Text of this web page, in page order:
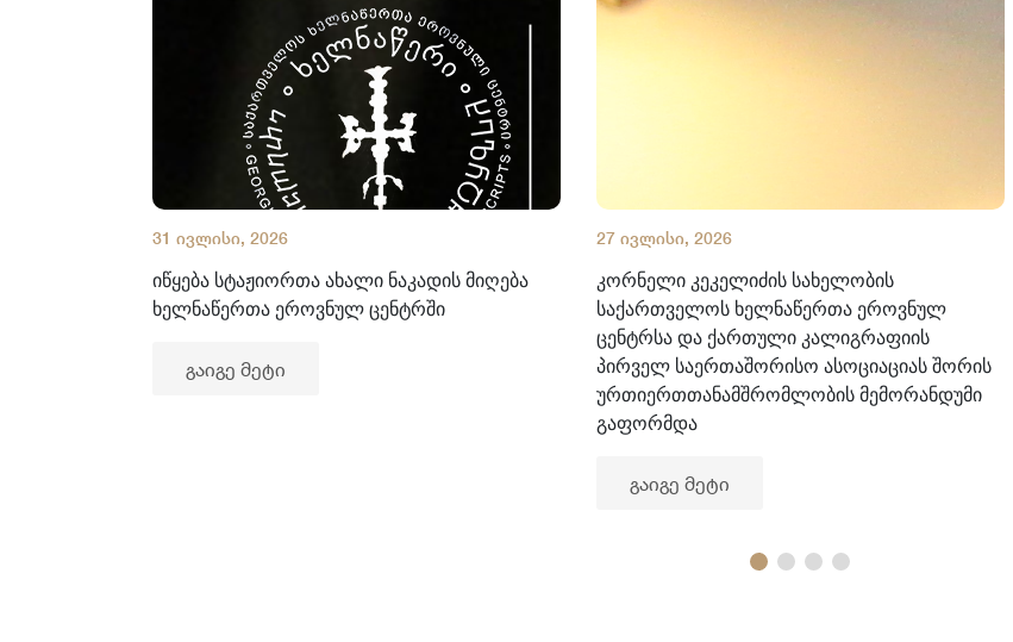
31 ივლისი, 2026
იწყება სტაჟიორთა ახალი ნაკადის მიღება
ხელნაწერთა ეროვნულ ცენტრში
გაიგე მეტი
27 ივლისი, 2026
კორნელი კეკელიძის სახელობის
საქართველოს ხელნაწერთა ეროვნულ
ცენტრსა და ქართული კალიგრაფიის
პირველ საერთაშორისო ასოციაციას შორის
ურთიერთთანამშრომლობის მემორანდუმი
გაფორმდა
გაიგე მეტი